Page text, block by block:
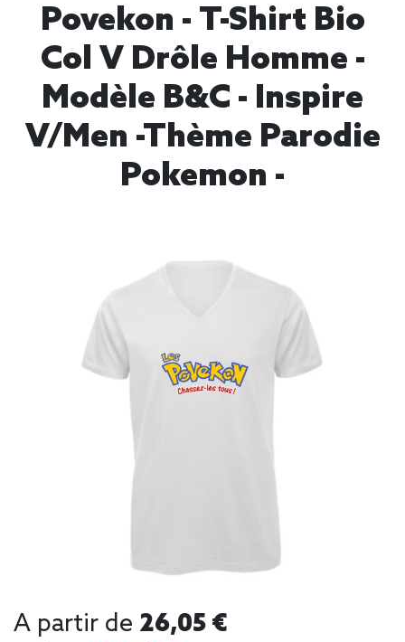
Povekon - T-Shirt Bio
Col V Drôle Homme -
Modèle B&C - Inspire
V/men -thème Parodie
Pokemon -
A partir de 26,05 €